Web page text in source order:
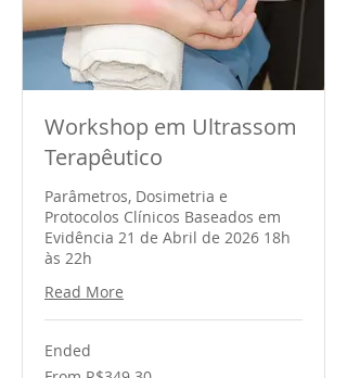
Workshop em Ultrassom
Terapêutico
Parâmetros, Dosimetria e
Protocolos Clínicos Baseados em
Evidência 21 de Abril de 2026 18h
às 22h
Read More
Ended
From